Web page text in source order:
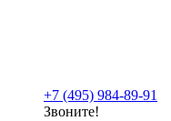
+7 (495) 984-89-91
Звоните!